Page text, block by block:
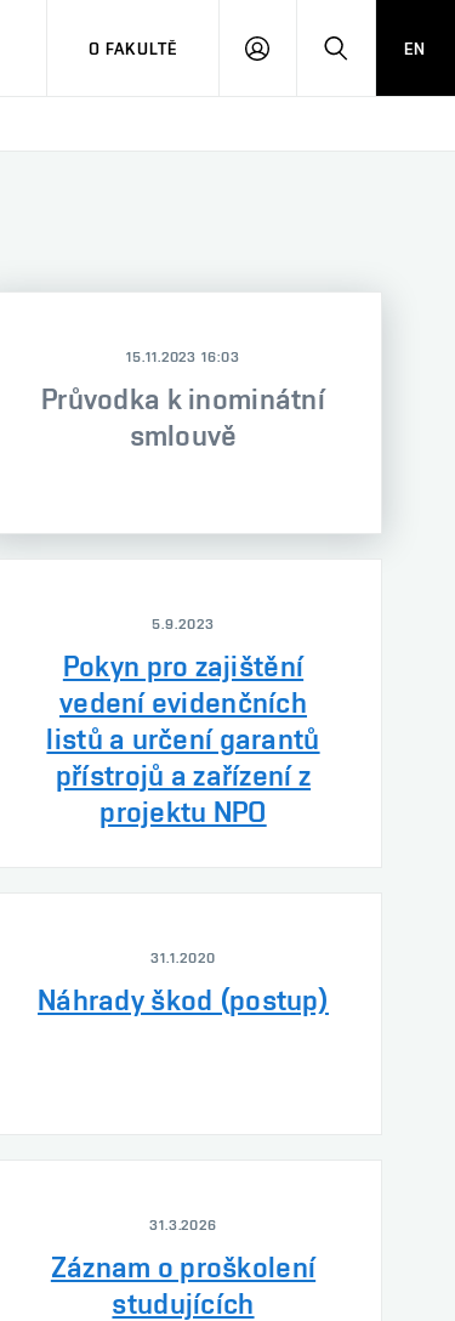
O FAKULTĚ
PŘIHLÁSITHLEDAT
EN
15.11.2023 16:03
Průvodka k inominátní
smlouvě
5.9.2023
Pokyn pro zajištění
vedení evidenčních
listů a určení garantů
přístrojů a zařízení z
projektu NPO
31.1.2020
Náhrady škod (postup)
31.3.2026
Záznam o proškolení
studujících